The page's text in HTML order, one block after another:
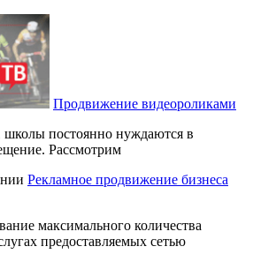
Продвижение видеороликами
школы постоянно нуждаются в
Рассмотрим
Рекламное продвижение бизнеса
максимального количества
предоставляемых сетью